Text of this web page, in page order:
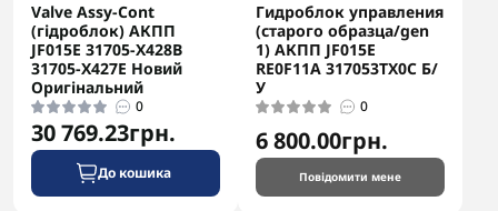
Valve Assy-Cont
(гідроблок) АКПП
JF015E 31705-X428B
31705-X427E Новий
Оригінальний
0
30 769.23грн.
До кошика
Гидроблок управления
(старого образца/gen
1) АКПП JF015E
RE0F11A 317053TX0C Б/
У
0
6 800.00грн.
Повідомити мене